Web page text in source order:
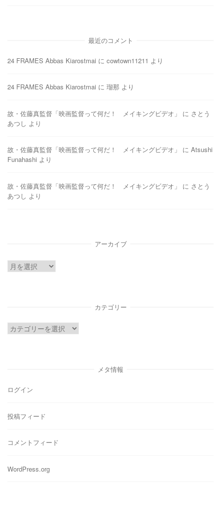
最近のコメント
24 FRAMES Abbas Kiarostmai に cowtown11211 より
24 FRAMES Abbas Kiarostmai に 瑠那 より
故・佐藤真監督「映画監督って何だ！ メイキングビデオ」 に さとう
あつし より
故・佐藤真監督「映画監督って何だ！ メイキングビデオ」 に Atsushi
Funahashi より
故・佐藤真監督「映画監督って何だ！ メイキングビデオ」 に さとう
あつし より
アーカイブ
ア
カテゴリー
カ
メタ情報
ログイン
投稿フィード
コメントフィード
WordPress.org